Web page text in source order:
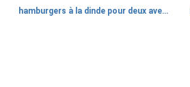
hamburgers à la dinde pour deux avec sauce aux herbes et au citron